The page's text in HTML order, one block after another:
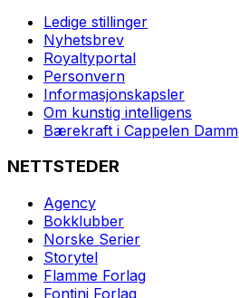
Ledige stillinger
Nyhetsbrev
Royaltyportal
Personvern
Informasjonskapsler
Om kunstig intelligens
Bærekraft i Cappelen Damm
NETTSTEDER
Agency
Bokklubber
Norske Serier
Storytel
Flamme Forlag
Fontini Forlag